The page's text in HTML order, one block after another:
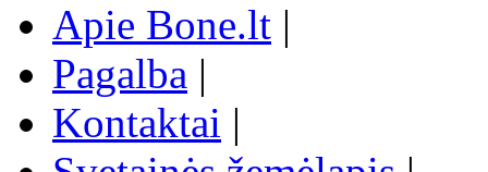
Apie Bone.lt |
Pagalba |
Kontaktai |